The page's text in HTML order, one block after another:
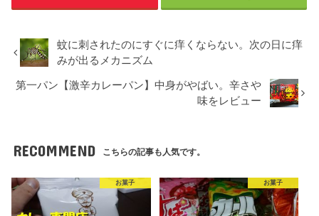
蚊に刺されたのにすぐに痒くならない。次の日に痒
みが出るメカニズム
第一パン【激辛カレーパン】中身がやばい。辛さや
味をレビュー
RECOMMEND こちらの記事も人気です。
お菓子 お菓子